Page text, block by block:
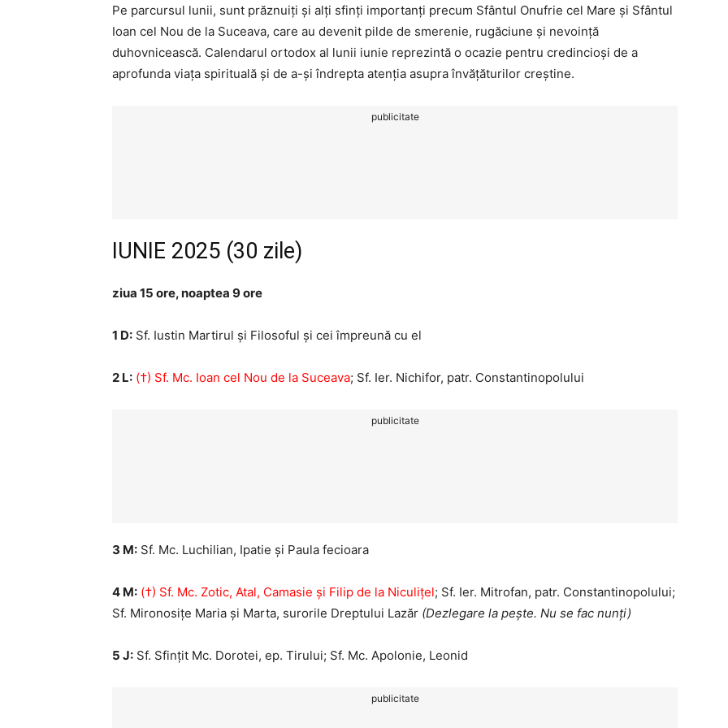
Pe parcursul lunii, sunt prăznuiți și alți sfinți importanți precum Sfântul Onufrie cel Mare și Sfântul
Ioan cel Nou de la Suceava, care au devenit pilde de smerenie, rugăciune și nevoință
duhovnicească. Calendarul ortodox al lunii iunie reprezintă o ocazie pentru credincioși de a
aprofunda viața spirituală și de a-și îndrepta atenția asupra învățăturilor creștine.
publicitate
IUNIE 2025 (30 zile)
ziua 15 ore, noaptea 9 ore
1 D: Sf. Iustin Martirul și Filosoful și cei împreună cu el
2 L: (†) Sf. Mc. Ioan cel Nou de la Suceava; Sf. Ier. Nichifor, patr. Constantinopolului
publicitate
3 M: Sf. Mc. Luchilian, Ipatie și Paula fecioara
4 M: (†) Sf. Mc. Zotic, Atal, Camasie și Filip de la Niculițel; Sf. Ier. Mitrofan, patr. Constantinopolului;
Sf. Mironosițe Maria și Marta, surorile Dreptului Lazăr (Dezlegare la pește. Nu se fac nunți)
5 J: Sf. Sfințit Mc. Dorotei, ep. Tirului; Sf. Mc. Apolonie, Leonid
publicitate